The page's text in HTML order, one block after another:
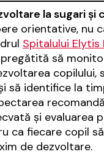
la sugari și
orientative, nu
Spitalului Elytis
să
copilului,
să identifice la
și evaluarea
ca fiecare copil
de dezvoltare.